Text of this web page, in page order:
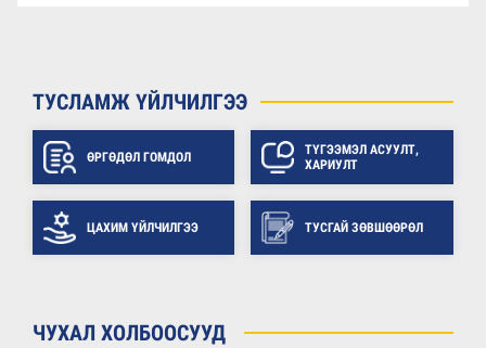
ТУСЛАМЖ ҮЙЛЧИЛГЭЭ
ӨРГӨДӨЛ ГОМДОЛ
ТҮГЭЭМЭЛ АСУУЛТ,
ХАРИУЛТ
ЦАХИМ ҮЙЛЧИЛГЭЭ ТУСГАЙ ЗӨВШӨӨРӨЛ
ЧУХАЛ ХОЛБООСУУД